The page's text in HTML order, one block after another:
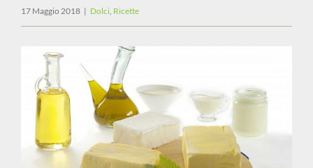
17 Maggio 2018 | Dolci, Ricette
Ingrandisci
immagine